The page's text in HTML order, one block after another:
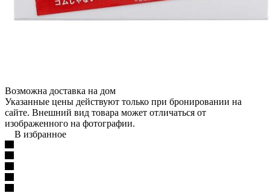
Возможна доставка на дом
Указанные цены действуют только при бронировании на
сайте. Внешний вид товара может отличаться от
изображенного на фотографии.
В избранное